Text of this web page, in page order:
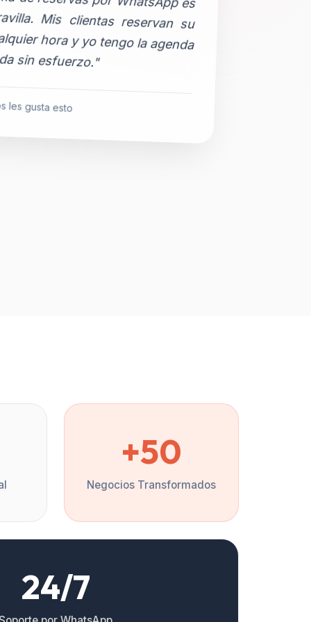
sin esfuerzo."
les gusta esto
+50
Negocios Transformados
24/7